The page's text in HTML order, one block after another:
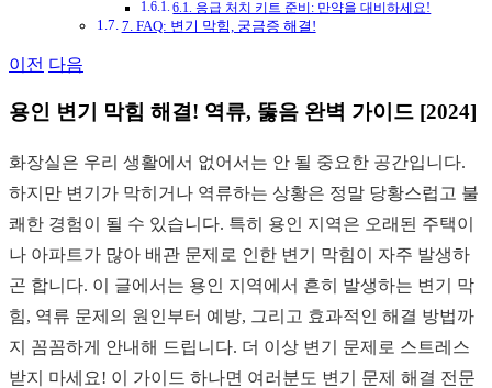
6.1. 응급 처치 키트 준비: 만약을 대비하세요!
7. FAQ: 변기 막힘, 궁금증 해결!
이전 다음
용인 변기 막힘 해결! 역류, 뚫음 완벽 가이드 [2024]
화장실은 우리 생활에서 없어서는 안 될 중요한 공간입니다.
하지만 변기가 막히거나 역류하는 상황은 정말 당황스럽고 불
쾌한 경험이 될 수 있습니다. 특히 용인 지역은 오래된 주택이
나 아파트가 많아 배관 문제로 인한 변기 막힘이 자주 발생하
곤 합니다. 이 글에서는 용인 지역에서 흔히 발생하는 변기 막
힘, 역류 문제의 원인부터 예방, 그리고 효과적인 해결 방법까
지 꼼꼼하게 안내해 드립니다. 더 이상 변기 문제로 스트레스
받지 마세요! 이 가이드 하나면 여러분도 변기 문제 해결 전문